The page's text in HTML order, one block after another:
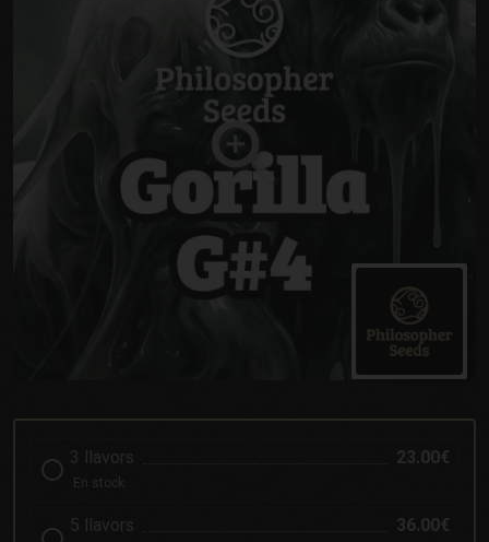
3 llavors 23.00€
En stock
5 llavors 36.00€